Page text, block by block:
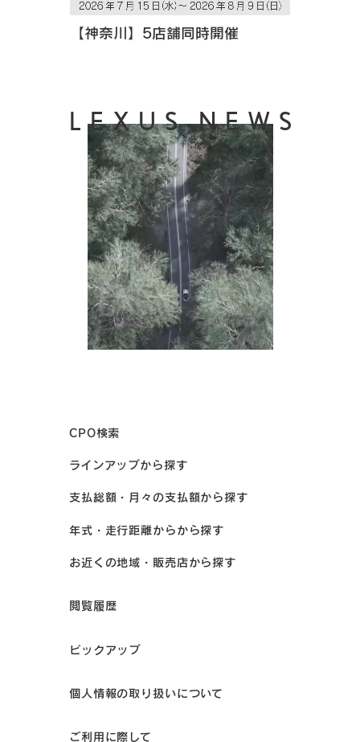
【神奈川】5店舗同時開催
LEXUS NEWS
CPO検索
ラインアップから探す
支払総額・月々の支払額から探す
年式・走行距離からから探す
お近くの地域・販売店から探す
閲覧履歴
ピックアップ
個人情報の取り扱いについて
ご利用に際して